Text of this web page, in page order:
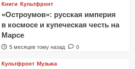
Книги Культфронт
«Остроумов»: русская империя
в космосе и купеческая честь на
Марсе
5 месяцев тому назад 0
Культфронт Музыка